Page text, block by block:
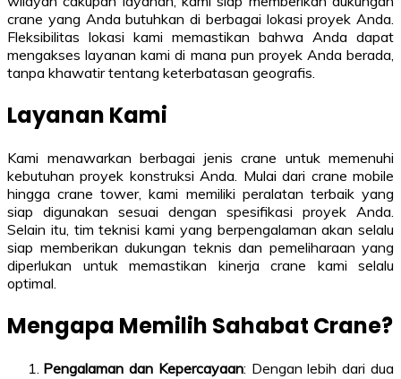
crane yang Anda butuhkan di berbagai lokasi proyek Anda.
Fleksibilitas lokasi kami memastikan bahwa Anda dapat
mengakses layanan kami di mana pun proyek Anda berada,
tanpa khawatir tentang keterbatasan geografis.
Layanan Kami
Kami menawarkan berbagai jenis crane untuk memenuhi
kebutuhan proyek konstruksi Anda. Mulai dari crane mobile
hingga crane tower, kami memiliki peralatan terbaik yang
siap digunakan sesuai dengan spesifikasi proyek Anda.
Selain itu, tim teknisi kami yang berpengalaman akan selalu
siap memberikan dukungan teknis dan pemeliharaan yang
diperlukan untuk memastikan kinerja crane kami selalu
optimal.
Mengapa Memilih Sahabat Crane?
Pengalaman dan Kepercayaan: Dengan lebih dari dua